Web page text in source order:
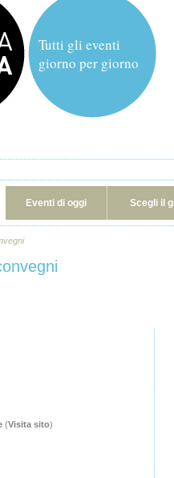
Tutti gli eventi
giorno per giorno
Eventi di oggi Scegli il
(Visita sito)